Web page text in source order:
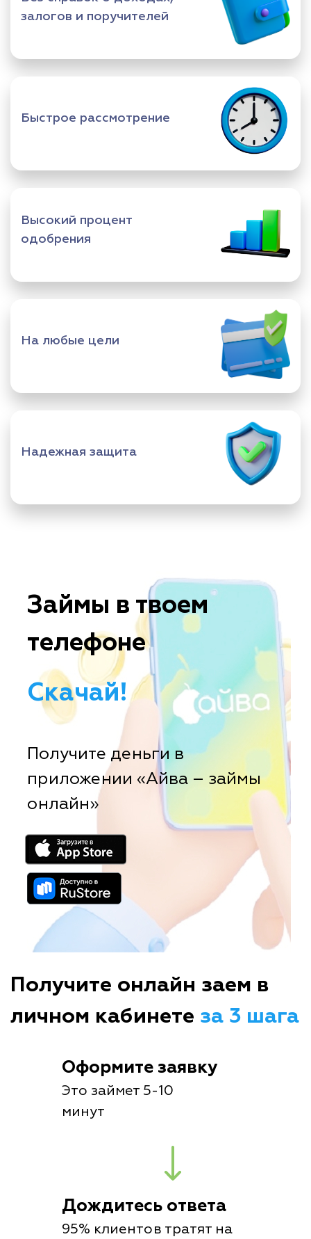
залогов и поручителей
Быстрое рассмотрение
Высокий процент
одобрения
На любые цели
Надежная защита
Займы в твоем
телефоне
Скачай!
Получите деньги в
приложении «Айва – займы
онлайн»
Получите онлайн заем в
личном кабинете за 3 шага
Оформите заявку
Это займет 5-10
минут
Дождитесь ответа
95% клиентов тратят на